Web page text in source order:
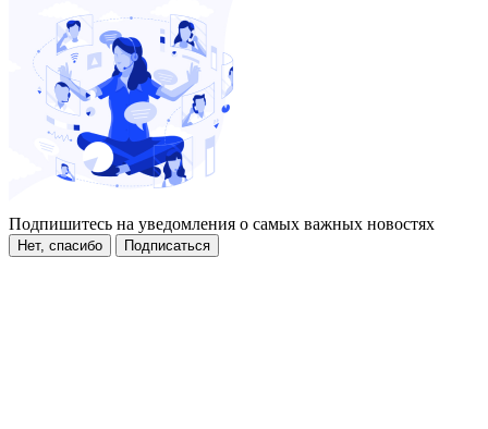
Подпишитесь на уведомления о самых важных новостях
Нет, спасибо Подписаться